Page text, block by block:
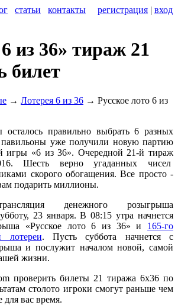
статьи контакты регистрация | вход
из 36» тираж 21
билет
→ Лотерея 6 из 36 → Русское лото 6 из
правильно выбрать 6 разных
уже получили новую партию
игры «6 из 36». Очередной 21-й тираж
Шесть верно угаданных чисел
скорого обогащения. Все просто -
подарить миллионы.
денежного розыгрыша
23 января. В 08:15 утра начнется
«Русское лото 6 из 36» и 165-го
. Пусть суббота начнется с
и послужит началом новой, самой
жизни.
проверить билеты 21 тиража 6x36 по
столото игроки смогут раньше чем
вас время.